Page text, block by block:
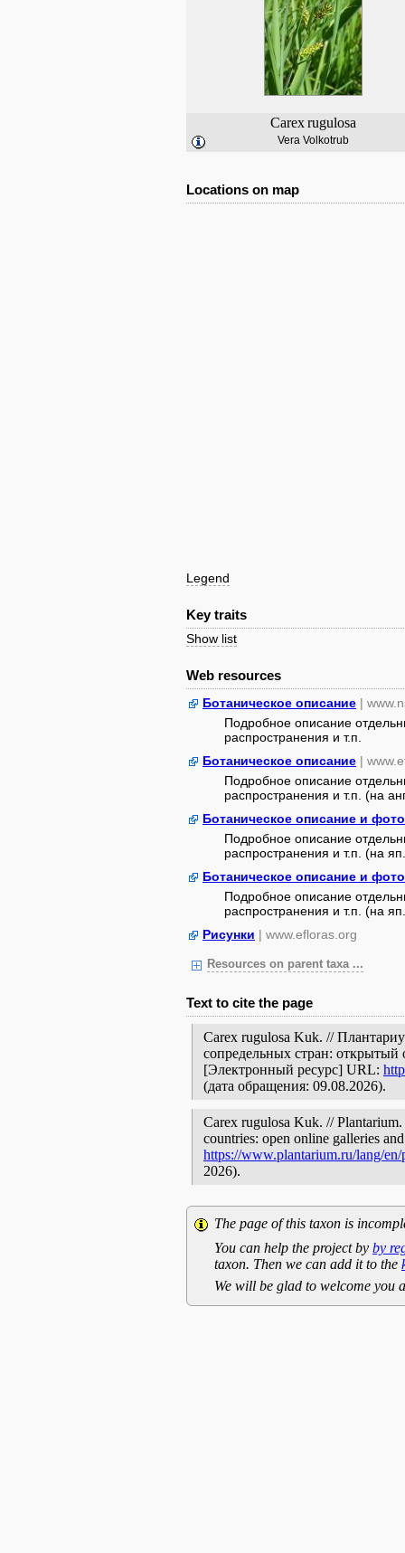
Carex rugulosa
Vera Volkotrub
Locations on map
Legend
Key traits
Show list
Web resources
Ботаническое описание |
Подробное описание
распространения и т.п.
Ботаническое описание |
Подробное описание
распространения и т.п. (на
Ботаническое описание и
Подробное описание
распространения и т.п. (на
Ботаническое описание и
Подробное описание
распространения и т.п. (на
Рисунки | www.efloras.org
Resources on parent taxa ...
Text to cite the page
Carex rugulosa Kuk. //
сопредельных стран: открытый
[Электронный ресурс] URL:
(дата обращения: 09.08.2026).
Carex rugulosa Kuk. //
countries: open online galleries
https://www.plantarium.ru/lang/
2026).
The page of this taxon is
You can help the project by by
taxon. Then we can add it to the
We will be glad to welcome